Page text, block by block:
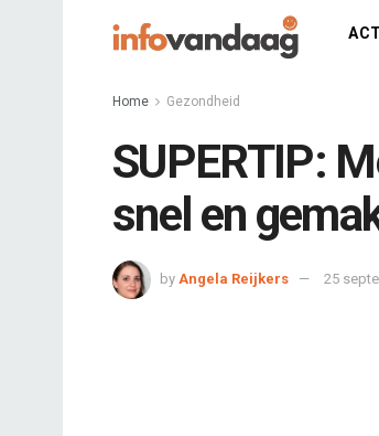
Home Gezondheid
SUPERTIP:
snel en
by Angela Reijkers 25